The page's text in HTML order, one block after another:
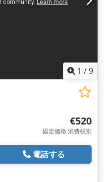
1 /9
€520
固定価格 消費税別
電話する